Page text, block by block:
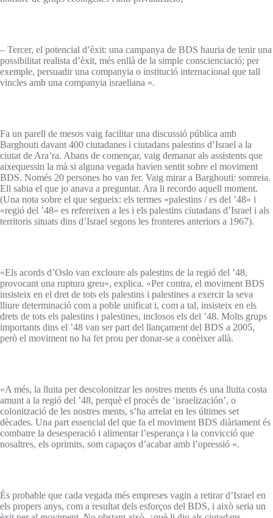
– Tercer, el potencial d’èxit: una campanya de BDS hauria de tenir una
possibilitat realista d’èxit, més enllà de la simple conscienciació; per
exemple, persuadir una companyia o institució internacional que tall
vincles amb una companyia israeliana «.
Fa un parell de mesos vaig facilitar una discussió pública amb
Barghouti davant 400 ciutadanes i ciutadans palestins d’Israel a la
ciutat de Ara’ra. Abans de començar, vaig demanar als assistents que
aixequessin la mà si alguna vegada havien sentit sobre el moviment
BDS. Només 20 persones ho van fer. Vaig mirar a Barghouti: somreia.
Ell sabia el que jo anava a preguntar. Ara li recordo aquell moment.
(Una nota sobre el que segueix: els termes «palestins / es del ’48» i
«regió del ’48» es refereixen a les i els palestins ciutadans d’Israel i als
territoris situats dins d’Israel segons les fronteres anteriors a 1967).
«Els acords d’Oslo van excloure als palestins de la regió del ’48,
provocant una ruptura greu», explica. «Per contra, el moviment BDS
insisteix en el dret de tots els palestins i palestines a exercir la seva
lliure determinació com a poble unificat i, com a tal, insisteix en els
drets de tots els palestins i palestines, inclosos els del ’48. Molts grups
importants dins el ’48 van ser part del llançament del BDS a 2005,
però el moviment no ha fet prou per donar-se a conèixer allà.
«A més, la lluita per descolonitzar les nostres ments és una lluita costa
amunt a la regió del ’48, perquè el procés de ‘israelización’, o
colonització de les nostres ments, s’ha arrelat en les últimes set
dècades. Una part essencial del que fa el moviment BDS diàriament és
combatre la desesperació i alimentar l’esperança i la convicció que
nosaltres, els oprimits, som capaços d’acabar amb l’opressió «.
És probable que cada vegada més empreses vagin a retirar d’Israel en
els propers anys, com a resultat dels esforços del BDS, i això seria un